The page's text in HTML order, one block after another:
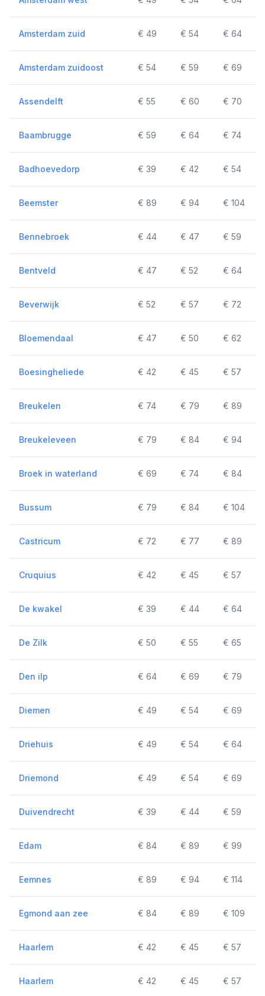
Amsterdam zuid € 49 € 54 € 64
Amsterdam zuidoost € 54 € 59 € 69
Assendelft € 55 € 60 € 70
Baambrugge € 59 € 64 € 74
Badhoevedorp € 39 € 42 € 54
Beemster € 89 € 94 € 104
Bennebroek € 44 € 47 € 59
Bentveld € 47 € 52 € 64
Beverwijk € 52 € 57 € 72
Bloemendaal € 47 € 50 € 62
Boesingheliede € 42 € 45 € 57
Breukelen € 74 € 79 € 89
Breukeleveen € 79 € 84 € 94
Broek in waterland € 69 € 74 € 84
Bussum € 79 € 84 € 104
Castricum € 72 € 77 € 89
Cruquius € 42 € 45 € 57
De kwakel € 39 € 44 € 64
De Zilk € 50 € 55 € 65
Den ilp € 64 € 69 € 79
Diemen € 49 € 54 € 69
Driehuis € 49 € 54 € 64
Driemond € 49 € 54 € 69
Duivendrecht € 39 € 44 € 59
Edam € 84 € 89 € 99
Eemnes € 89 € 94 € 114
Egmond aan zee € 84 € 89 € 109
Haarlem € 42 € 45 € 57
Haarlem € 42 € 45 € 57